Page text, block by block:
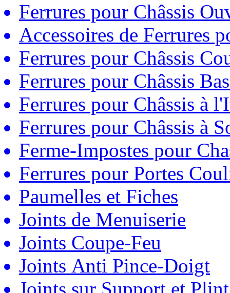
Ferrures pour Châssis
Accessoires de Ferrures
Ferrures pour Châssis
Ferrures pour Châssis
Ferrures pour Châssis à
Ferrures pour Châssis à
Ferme-Impostes pour
Ferrures pour Portes
Paumelles et Fiches
Joints de Menuiserie
Joints Coupe-Feu
Joints Anti Pince-Doigt